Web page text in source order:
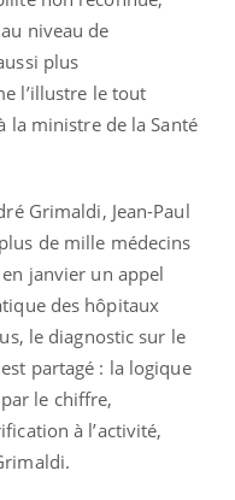
niveau de
plus
l’illustre le tout
la ministre de la Santé
Grimaldi, Jean-Paul
de mille médecins
janvier un appel
des hôpitaux
le diagnostic sur le
partagé : la logique
le chiffre,
à l’activité,